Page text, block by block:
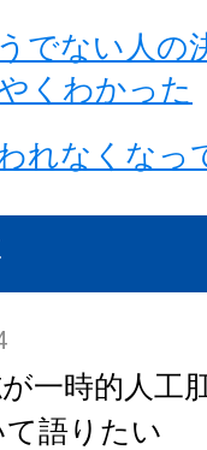
でない人の
くわかった
れなくなっ
一時的人工
語りたい